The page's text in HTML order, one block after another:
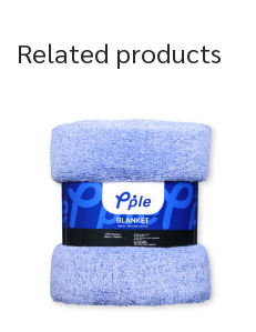
Related products